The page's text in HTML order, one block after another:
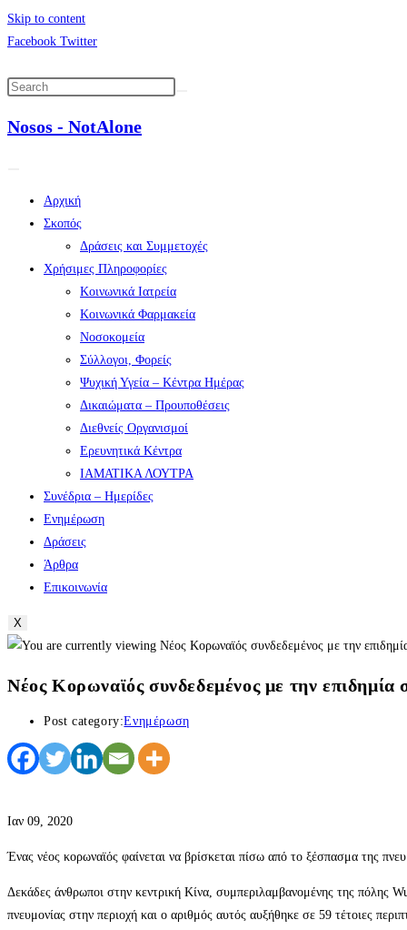
Skip to content
Facebook Twitter
Nosos - NotAlone
Αρχική
Σκοπός
Δράσεις και Συμμετοχές
Χρήσιμες Πληροφορίες
Κοινωνικά Ιατρεία
Κοινωνικά Φαρμακεία
Νοσοκομεία
Σύλλογοι, Φορείς
Ψυχική Υγεία – Κέντρα Ημέρας
Δικαιώματα – Προυποθέσεις
Διεθνείς Οργανισμοί
Ερευνητικά Κέντρα
ΙΑΜΑΤΙΚΑ ΛΟΥΤΡΑ
Συνέδρια – Ημερίδες
Ενημέρωση
Δράσεις
Άρθρα
Επικοινωνία
X
Νέος Kορωναϊός συνδεδεμένος με την επιδημία
Post category:Ενημέρωση
Ιαν 09, 2020
Ένας νέος κορωναϊός φαίνεται να βρίσκεται πίσω από το ξέσπασμα της
Δεκάδες άνθρωποι στην κεντρική Κίνα, συμπεριλαμβανομένης της πόλης
πνευμονίας στην περιοχή και ο αριθμός αυτός αυξήθηκε σε 59 τέτοιες